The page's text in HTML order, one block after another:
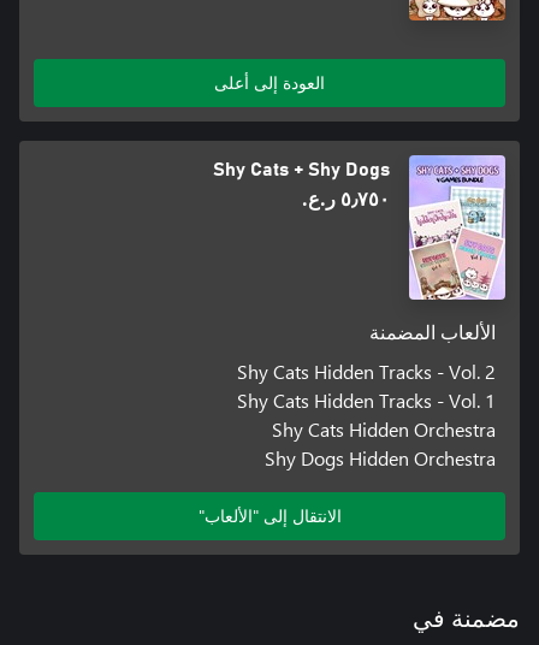
العودة إلى أعلى
Shy Cats + Shy Dogs
٥٫٧٥٠ ر.ع.‏
الألعاب المضمنة
Shy Cats Hidden Tracks - Vol. 2
Shy Cats Hidden Tracks - Vol. 1
Shy Cats Hidden Orchestra
Shy Dogs Hidden Orchestra
الانتقال إلى "الألعاب"
مضمنة في